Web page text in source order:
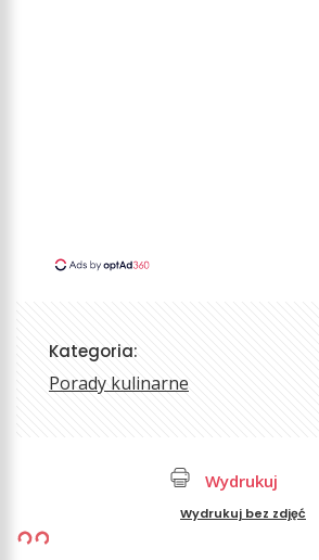
Kategoria:
Porady kulinarne
Wydrukuj
Wydrukuj bez zdjęć